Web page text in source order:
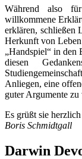
Während also
willkommene
erklären, schließen
Herkunft von
„Handspiel“ in den
diesen
Anliegen, eine
guter Argumente
Es grüßt sie
Boris Schmidtgall
Darwin